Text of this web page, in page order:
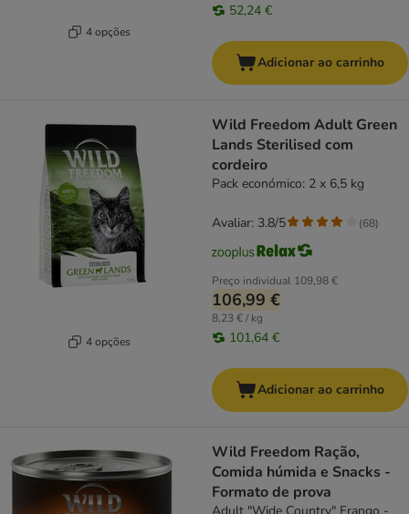
4 opções
52,24 €
Adicionar ao carrinho
4 opções
Wild Freedom Adult Green
Lands Sterilised com
cordeiro
Pack económico: 2 x 6,5 kg
Preço individual 109,98 €
106,99 €
8,23 € / kg
101,64 €
Avaliar: 3.8/5 (68)
Adicionar ao carrinho
Wild Freedom Ração,
Comida húmida e Snacks -
Formato de prova